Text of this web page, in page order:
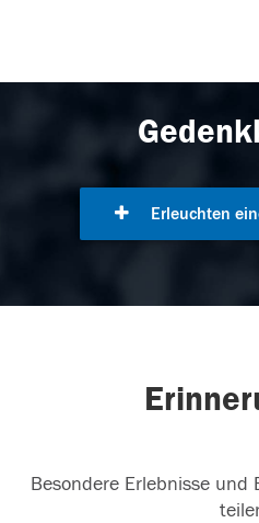
Erleuchten
Besondere Erlebnisse